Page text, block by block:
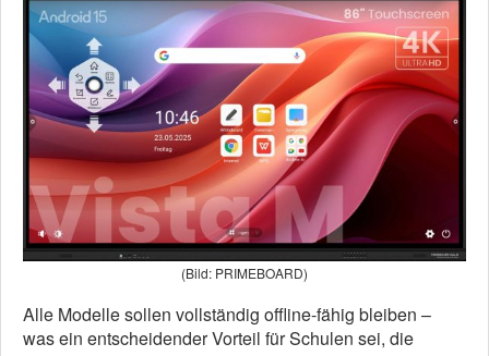
(Bild: PRIMEBOARD)
Alle Modelle sollen vollständig offline-fähig bleiben –
was ein entscheidender Vorteil für Schulen sei, die